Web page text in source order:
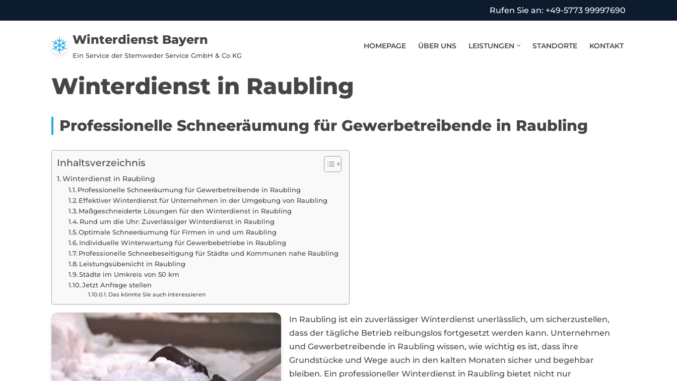
Rufen Sie an: +49-5773 99997690
Winterdienst Bayern
Ein Service der Stemweder Service GmbH & Co KG
HOMEPAGE ÜBER UNS LEISTUNGEN STANDORTE KONTAKT
Winterdienst in Raubling
Professionelle Schneeräumung für Gewerbetreibende in Raubling
Inhaltsverzeichnis
Winterdienst in Raubling
Professionelle Schneeräumung für Gewerbetreibende in Raubling
Effektiver Winterdienst für Unternehmen in der Umgebung von Raubling
Maßgeschneiderte Lösungen für den Winterdienst in Raubling
Rund um die Uhr: Zuverlässiger Winterdienst in Raubling
Optimale Schneeräumung für Firmen in und um Raubling
Individuelle Winterwartung für Gewerbebetriebe in Raubling
Professionelle Schneebeseitigung für Städte und Kommunen nahe Raubling
Leistungsübersicht in Raubling
Städte im Umkreis von 50 km
Jetzt Anfrage stellen
Das könnte Sie auch interessieren
In Raubling ist ein zuverlässiger Winterdienst unerlässlich, um sicherzustellen,
dass der tägliche Betrieb reibungslos fortgesetzt werden kann. Unternehmen
und Gewerbetreibende in Raubling wissen, wie wichtig es ist, dass ihre
Grundstücke und Wege auch in den kalten Monaten sicher und begehbar
bleiben. Ein professioneller Winterdienst in Raubling bietet nicht nur